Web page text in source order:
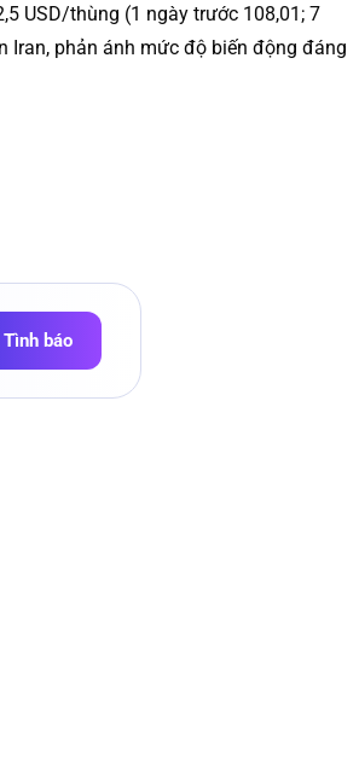
USD/thùng (1 ngày trước 108,01; 7
Iran, phản ánh mức độ biến động đáng
báo